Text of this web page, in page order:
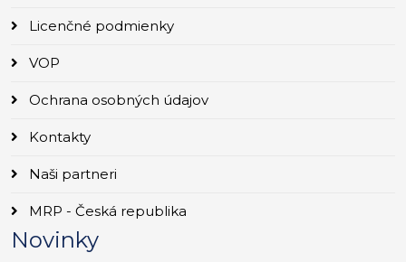
Licenčné podmienky
VOP
Ochrana osobných údajov
Kontakty
Naši partneri
MRP - Česká republika
Novinky